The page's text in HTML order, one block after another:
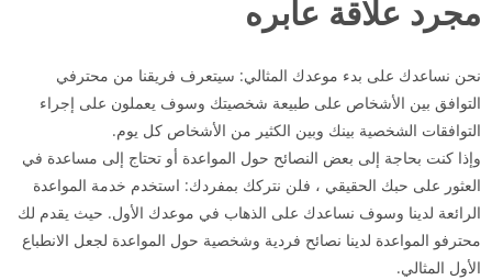
مجرد علاقة عابره
نحن نساعدك على بدء موعدك المثالي: سيتعرف فريقنا من محترفي
التوافق بين الأشخاص على طبيعة شخصيتك وسوف يعملون على إجراء
التوافقات الشخصية بينك وبين الكثير من الأشخاص كل يوم.
وإذا كنت بحاجة إلى بعض النصائح حول المواعدة أو تحتاج إلى مساعدة في
العثور على حبك الحقيقي ، فلن نتركك بمفردك: استخدم خدمة المواعدة
الرائعة لدينا وسوف نساعدك على الذهاب في موعدك الأول. حيث يقدم لك
محترفو المواعدة لدينا نصائح فردية وشخصية حول المواعدة لجعل الانطباع
الأول المثالي.